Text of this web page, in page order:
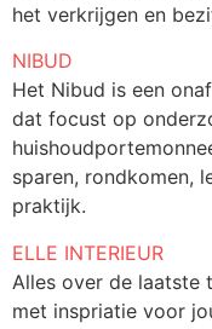
het verkrijgen en
NIBUD
Het Nibud is een
dat focust op
sparen, rondkomen,
praktijk.
ELLE INTERIEUR
Alles over de laatste
met inspriatie voor